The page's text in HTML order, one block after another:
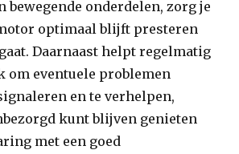
bewegende onderdelen, zorg je
optimaal blijft presteren
Daarnaast helpt regelmatig
om eventuele problemen
en te verhelpen,
kunt blijven genieten
met een goed